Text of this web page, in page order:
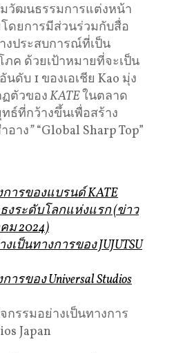
มวัฒนธรรมการแต่งหน้า
ดยการมีส่วนร่วมกับสื่อ
งประสบการณ์ที่เป็น
ค ด้วยเป้าหมายที่จะเป็น
ดับ 1 ของเอเชีย Kao มุ่ง
ตัวของKATEในตลาด
ธ์ที่กว้างขึ้นเพื่อสร้าง
อาง”“Global Sharp Top”
ารของแบรนด์ KATE
งระดับโลกแห่งแรก (ข่าว
ม 2024)
ป็นทางการของ JUJUTSU
รของ Universal Studios
กรรมอย่างเป็นทางการ
Japan